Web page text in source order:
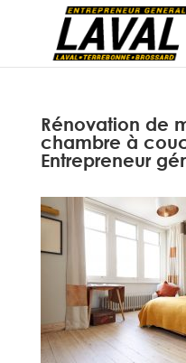
Rénovation de
chambre à
Entrepreneur